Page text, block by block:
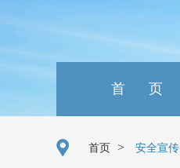
首 页
首页 > 安全宣传